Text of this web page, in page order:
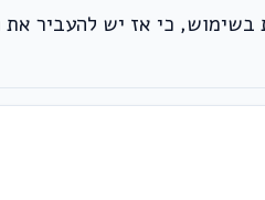
בשימוש, כי אז יש להעביר